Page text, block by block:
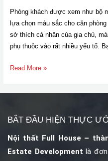
Phòng khách được xem như bộ
lựa chọn màu sắc cho căn
sở thích cá nhân của gia chủ,
phụ thuộc vào rất nhiều yếu tố.
Read More »
BẮT ĐẦU HIỆN THỰC
Nội thất Full House –
Estate Development là